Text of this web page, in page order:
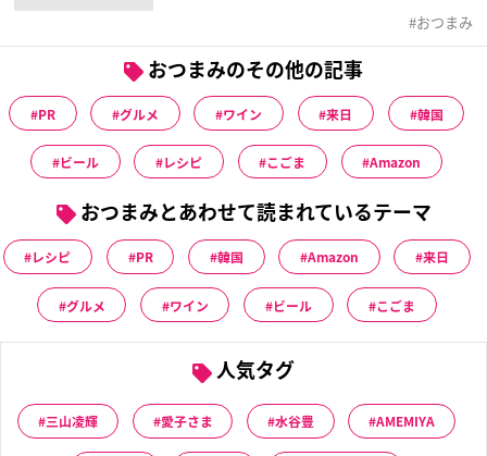
おつまみ
おつまみのその他の記事
PR グルメ ワイン 来日 韓国
ビール レシピ こごま Amazon
おつまみとあわせて読まれているテーマ
レシピ PR 韓国 Amazon 来日
グルメ ワイン ビール こごま
人気タグ
三山凌輝 愛子さま 水谷豊 AMEMIYA